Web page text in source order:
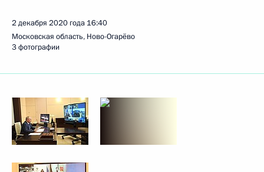
2 декабря 2020 года 16:40
Московская область, Ново-Огарёво
3 фотографии